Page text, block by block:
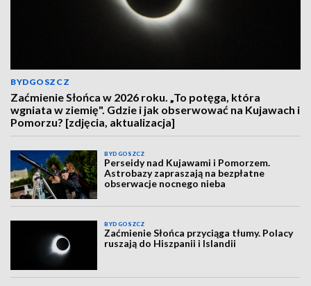
BYDGOSZCZ
Zaćmienie Słońca w 2026 roku. „To potęga, która
wgniata w ziemię". Gdzie i jak obserwować na Kujawach i
Pomorzu? [zdjęcia, aktualizacja]
BYDGOSZCZ
Perseidy nad Kujawami i Pomorzem.
Astrobazy zapraszają na bezpłatne
obserwacje nocnego nieba
BYDGOSZCZ
Zaćmienie Słońca przyciąga tłumy. Polacy
ruszają do Hiszpanii i Islandii